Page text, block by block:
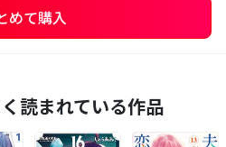
めて購入
読まれている作品